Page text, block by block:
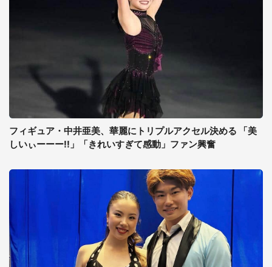
フィギュア・中井亜美、華麗にトリプルアクセル決める 「美
しいぃーーー!!」「きれいすぎて感動」ファン興奮